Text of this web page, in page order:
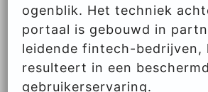
ogenblik. Het techniek
portaal is gebouwd in
leidende fintech-bedrijven,
resulteert in een
gebruikerservaring.